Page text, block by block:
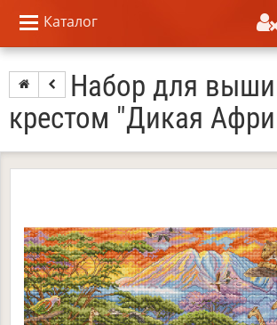
Каталог
Набор для
крестом "Дикая